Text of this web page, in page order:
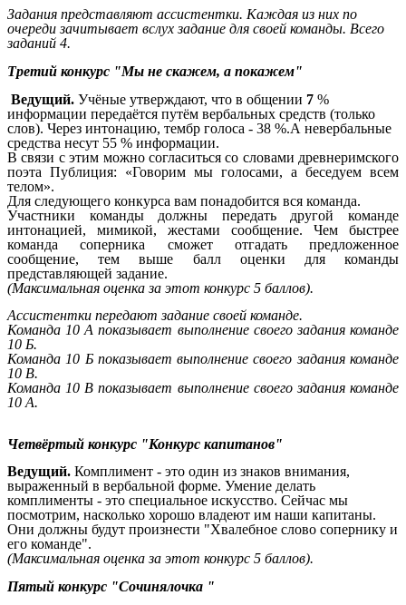
Задания представляют ассистентки. Каждая из них по
очереди зачитывает вслух задание для своей команды. Всего
заданий 4.
Третий конкурс "Мы не скажем, а покажем"
Ведущий. Учёные утверждают, что в общении 7 %
информации передаётся путём вербальных средств (только
слов). Через интонацию, тембр голоса - 38 %.А невербальные
средства несут 55 % информации.
В связи с этим можно согласиться со словами древнеримского
поэта Публиция: «Говорим мы голосами, а беседуем всем
телом».
Для следующего конкурса вам понадобится вся команда.
Участники команды должны передать другой команде
интонацией, мимикой, жестами сообщение. Чем быстрее
команда соперника сможет отгадать предложенное
сообщение, тем выше балл оценки для команды
представляющей задание.
(Максимальная оценка за этот конкурс 5 баллов).
Ассистентки передают задание своей команде.
Команда 10 А показывает выполнение своего задания команде
10 Б.
Команда 10 Б показывает выполнение своего задания команде
10 В.
Команда 10 В показывает выполнение своего задания команде
10 А.
Четвёртый конкурс "Конкурс капитанов"
Ведущий. Комплимент - это один из знаков внимания,
выраженный в вербальной форме. Умение делать
комплименты - это специальное искусство. Сейчас мы
посмотрим, насколько хорошо владеют им наши капитаны.
Они должны будут произнести "Хвалебное слово сопернику и
его команде".
(Максимальная оценка за этот конкурс 5 баллов).
Пятый конкурс "Сочинялочка "